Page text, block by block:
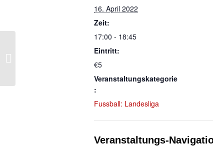
16. April 2022
Zeit:
17:00 - 18:45
Eintritt:
€5
Veranstaltungskategorie
:
Fussball: Landesliga
Veranstaltungs-
Fussball: SC Hofstetten – TSV